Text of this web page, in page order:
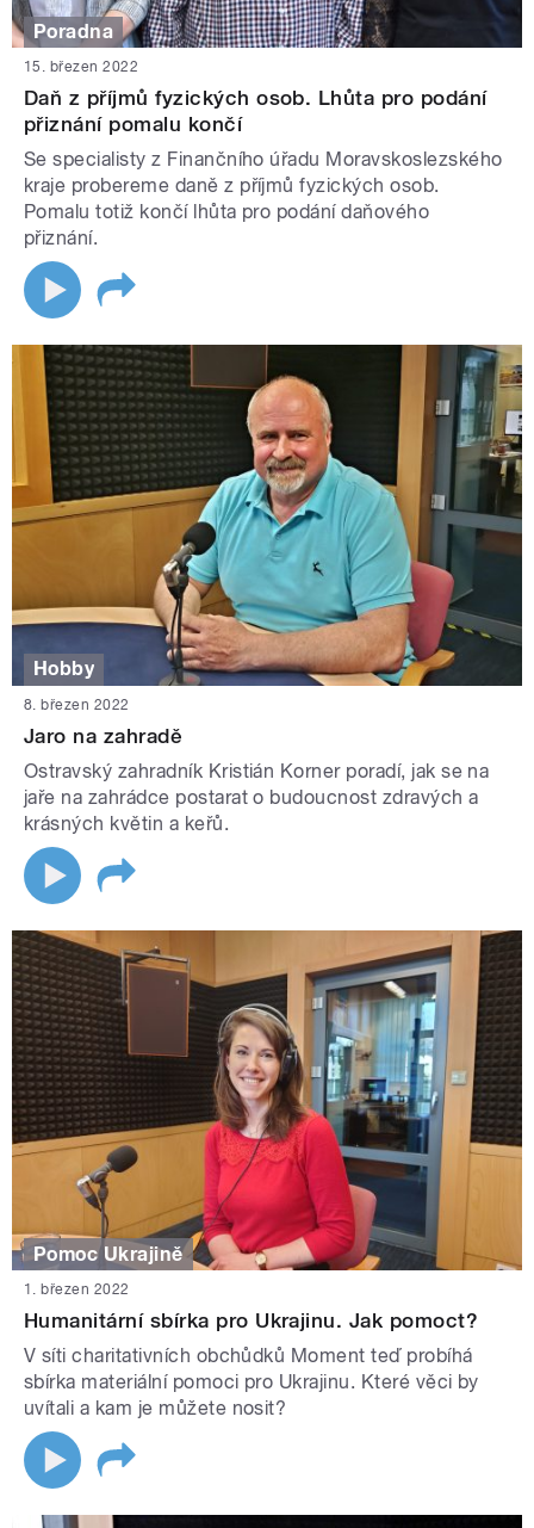
Poradna
15. březen 2022
Daň z příjmů fyzických osob. Lhůta pro podání
přiznání pomalu končí
Se specialisty z Finančního úřadu Moravskoslezského
kraje probereme daně z příjmů fyzických osob.
Pomalu totiž končí lhůta pro podání daňového
přiznání.
Hobby
8. březen 2022
Jaro na zahradě
Ostravský zahradník Kristián Korner poradí, jak se na
jaře na zahrádce postarat o budoucnost zdravých a
krásných květin a keřů.
Pomoc Ukrajině
1. březen 2022
Humanitární sbírka pro Ukrajinu. Jak pomoct?
V síti charitativních obchůdků Moment teď probíhá
sbírka materiální pomoci pro Ukrajinu. Které věci by
uvítali a kam je můžete nosit?